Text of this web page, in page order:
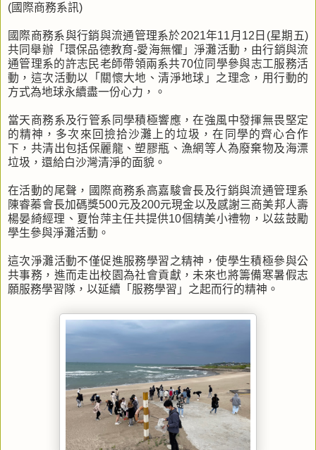
(國際商務系訊)
國際商務系與行銷與流通管理系於2021年11月12日(星期五)
共同舉辦「環保品德教育-愛海無懼」淨灘活動，由行銷與流
通管理系的許志民老師帶領兩系共70位同學參與志工服務活
動，這次活動以「關懷大地、清淨地球」之理念，用行動的
方式為地球永續盡一份心力，。
當天商務系及行管系同學積極響應，在強風中發揮無畏堅定
的精神，多次來回撿拾沙灘上的垃圾，在同學的齊心合作
下，共清出包括保麗龍、塑膠瓶、漁網等人為廢棄物及海漂
垃圾，還給白沙灣清淨的面貌。
在活動的尾聲，國際商務系高嘉駿會長及行銷與流通管理系
陳睿蓁會長加碼獎500元及200元現金以及感謝三商美邦人壽
楊晏綺經理、夏怡萍主任共提供10個精美小禮物，以茲鼓勵
學生參與淨灘活動。
這次淨灘活動不僅促進服務學習之精神，使學生積極參與公
共事務，進而走出校園為社會貢獻，未來也將籌備寒暑假志
願服務學習隊，以延續「服務學習」之起而行的精神。